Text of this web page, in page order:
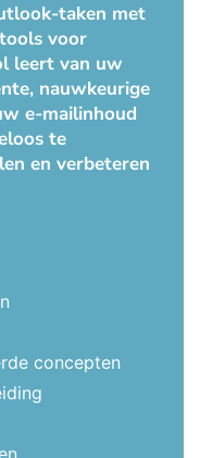
taken met
voor
leert van uw
nauwkeurige
e-mailinhoud
te
en verbeteren
concepten